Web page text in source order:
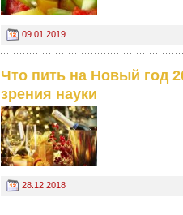
09.01.2019
Что пить на Новый год
зрения науки
28.12.2018